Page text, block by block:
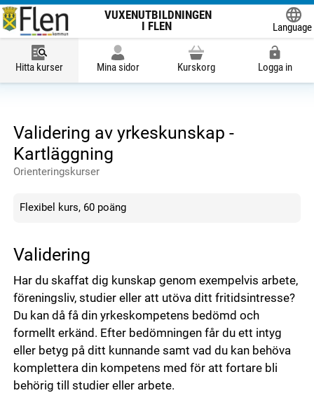
VUXENUTBILDNINGEN
I FLEN
Language
Hitta kurser Mina sidor Kurskorg Logga in
Validering av yrkeskunskap -
Kartläggning
Orienteringskurser
Flexibel kurs, 60 poäng
Validering
Har du skaffat dig kunskap genom exempelvis arbete,
föreningsliv, studier eller att utöva ditt fritidsintresse?
Du kan då få din yrkeskompetens bedömd och
formellt erkänd. Efter bedömningen får du ett intyg
eller betyg på ditt kunnande samt vad du kan behöva
komplettera din kompetens med för att fortare bli
behörig till studier eller arbete.